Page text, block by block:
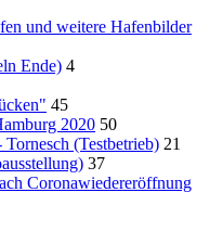
und weitere Hafenbilder
Ende) 4
45
2020 50
(Testbetrieb) 21
37
Coronawiedereröffnung